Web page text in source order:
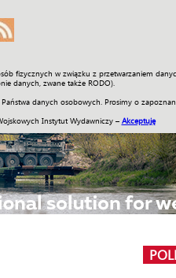
fizycznych w związku z przetwarzaniem
danych, zwane także RODO).
danych osobowych. Prosimy o
Instytut Wydawniczy – Akceptuję
Wideo ENGLISH SKLEP